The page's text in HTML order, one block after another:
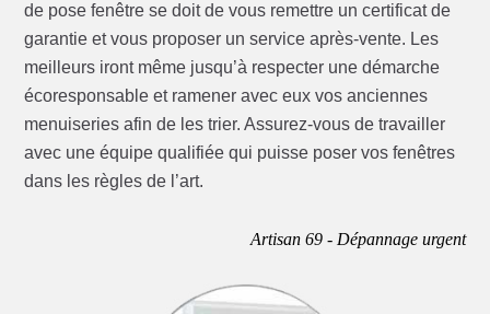
de pose fenêtre se doit de vous remettre un certificat de
garantie et vous proposer un service après-vente. Les
meilleurs iront même jusqu’à respecter une démarche
écoresponsable et ramener avec eux vos anciennes
menuiseries afin de les trier. Assurez-vous de travailler
avec une équipe qualifiée qui puisse poser vos fenêtres
dans les règles de l’art.
Artisan 69 - Dépannage urgent